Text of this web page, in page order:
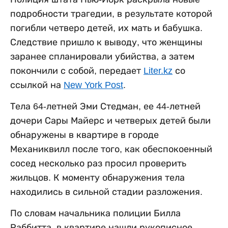
подробности трагедии, в результате которой
погибли четверо детей, их мать и бабушка.
Следствие пришло к выводу, что женщины
заранее спланировали убийства, а затем
покончили с собой, передает Liter.kz со
ссылкой на New York Post.
Тела 64-летней Эми Стедман, ее 44-летней
дочери Сары Майерс и четверых детей были
обнаружены в квартире в городе
Механиквилл после того, как обеспокоенный
сосед несколько раз просил проверить
жильцов. К моменту обнаружения тела
находились в сильной стадии разложения.
По словам начальника полиции Билла